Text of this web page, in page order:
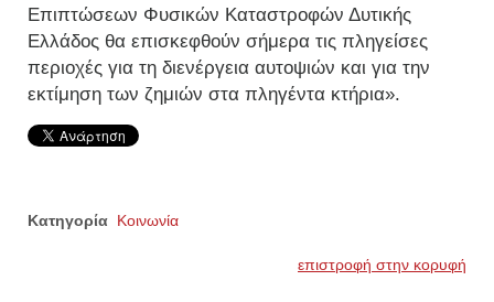
Επιπτώσεων Φυσικών Καταστροφών Δυτικής
Ελλάδος θα επισκεφθούν σήμερα τις πληγείσες
περιοχές για τη διενέργεια αυτοψιών και για την
εκτίμηση των ζημιών στα πληγέντα κτήρια».
Κατηγορία Κοινωνία
επιστροφή στην κορυφή